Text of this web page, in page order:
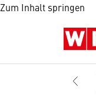
Zum Inhalt springen